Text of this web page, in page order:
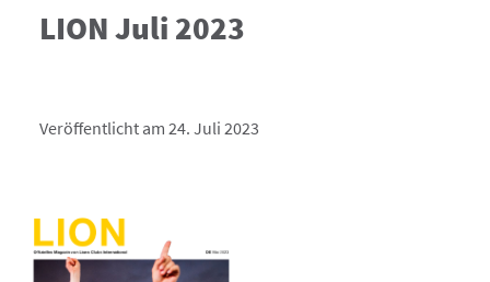
LION Juli 2023
Veröffentlicht am 24. Juli 2023